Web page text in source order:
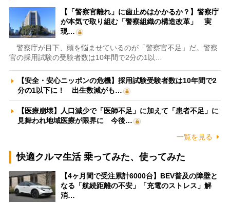
【「警察官離れ」に歯止めはかかるか？】警察庁
が本気で取り組む「警察組織の構造改革」 実
現…
警察庁が目下、頭を悩ませているのが「警察官不足」だ。警察
官の採用試験の受験者数は10年間で2分の1以…
【安全・安心ニッポンの危機】採用試験受験者数は10年間で2
分の1以下に！ 出生数減がも…
【医療崩壊】人口減少で「医師不足」に加えて「患者不足」に
見舞われ地域医療が限界に 今後…
一覧を見る
快適クルマ生活 乗ってみた、使ってみた
【4ヶ月間で受注累計6000台】BEV普及の障壁と
なる「航続距離の不安」「充電のストレス」解
消…